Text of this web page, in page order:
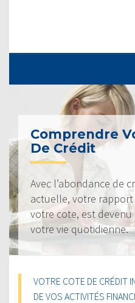
Comprendre
De Crédit
Avec l’abondance de
actuelle, votre rapport
votre cote, est
votre vie quotidienne.
VOTRE COTE DE CRÉDIT
DE VOS ACTIVITÉS